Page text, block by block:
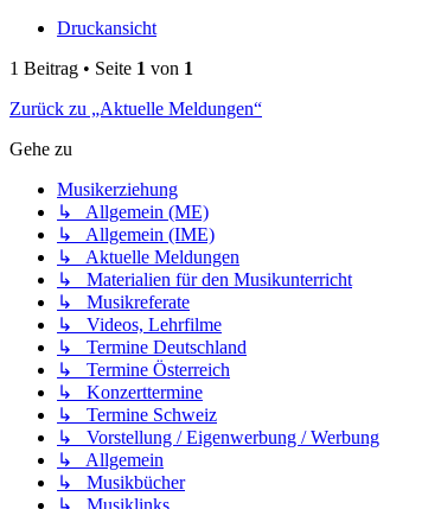
Druckansicht
1 Beitrag • Seite 1 von 1
Zurück zu „Aktuelle Meldungen“
Gehe zu
Musikerziehung
↳ Allgemein (ME)
↳ Allgemein (IME)
↳ Aktuelle Meldungen
↳ Materialien für den Musikunterricht
↳ Musikreferate
↳ Videos, Lehrfilme
↳ Termine Deutschland
↳ Termine Österreich
↳ Konzerttermine
↳ Termine Schweiz
↳ Vorstellung / Eigenwerbung / Werbung
↳ Allgemein
↳ Musikbücher